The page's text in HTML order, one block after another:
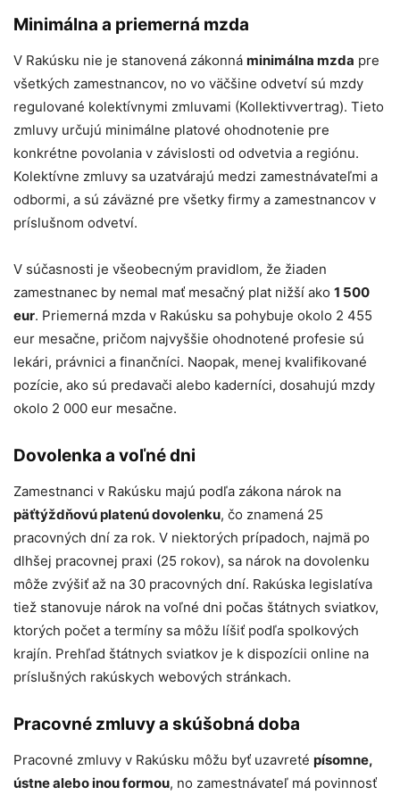
Minimálna a priemerná mzda
V Rakúsku nie je stanovená zákonná minimálna mzda pre
všetkých zamestnancov, no vo väčšine odvetví sú mzdy
regulované kolektívnymi zmluvami (Kollektivvertrag). Tieto
zmluvy určujú minimálne platové ohodnotenie pre
konkrétne povolania v závislosti od odvetvia a regiónu.
Kolektívne zmluvy sa uzatvárajú medzi zamestnávateľmi a
odbormi, a sú záväzné pre všetky firmy a zamestnancov v
príslušnom odvetví.
V súčasnosti je všeobecným pravidlom, že žiaden
zamestnanec by nemal mať mesačný plat nižší ako 1 500
eur. Priemerná mzda v Rakúsku sa pohybuje okolo 2 455
eur mesačne, pričom najvyššie ohodnotené profesie sú
lekári, právnici a finančníci. Naopak, menej kvalifikované
pozície, ako sú predavači alebo kaderníci, dosahujú mzdy
okolo 2 000 eur mesačne.
Dovolenka a voľné dni
Zamestnanci v Rakúsku majú podľa zákona nárok na
päťtýždňovú platenú dovolenku, čo znamená 25
pracovných dní za rok. V niektorých prípadoch, najmä po
dlhšej pracovnej praxi (25 rokov), sa nárok na dovolenku
môže zvýšiť až na 30 pracovných dní. Rakúska legislatíva
tiež stanovuje nárok na voľné dni počas štátnych sviatkov,
ktorých počet a termíny sa môžu líšiť podľa spolkových
krajín. Prehľad štátnych sviatkov je k dispozícii online na
príslušných rakúskych webových stránkach.
Pracovné zmluvy a skúšobná doba
Pracovné zmluvy v Rakúsku môžu byť uzavreté písomne,
ústne alebo inou formou, no zamestnávateľ má povinnosť